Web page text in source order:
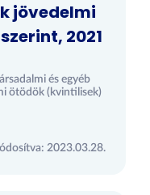
jövedelmi
2021
és egyéb
ötödök (kvintilisek)
2023.03.28.